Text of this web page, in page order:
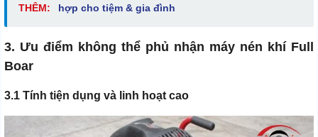
THÊM:
hợp cho tiệm & gia đình
3. Ưu điểm không thể phủ nhận máy nén khí Full
Boar
3.1 Tính tiện dụng và linh hoạt cao